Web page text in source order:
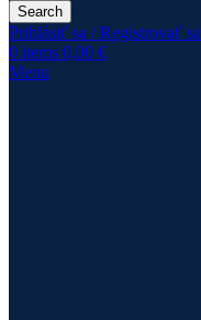
Search
Prihlásiť sa / Registrovať sa
0 items 0,00 €
Menu